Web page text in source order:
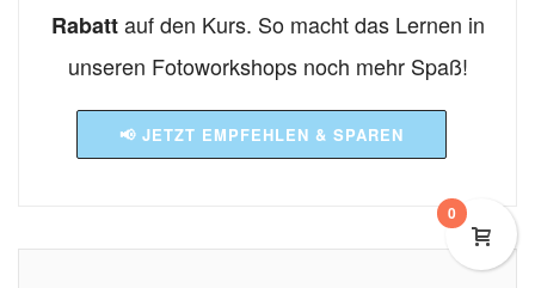
Rabattauf den Kurs. So macht das Lernen in
unseren Fotoworkshops noch mehr Spaß!
📢 JETZT EMPFEHLEN & SPAREN
0